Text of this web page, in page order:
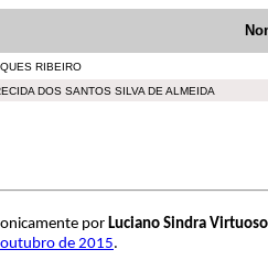
RIBEIRO
DOS SANTOS SILVA DE ALMEIDA
por Luciano Sindra Virtuoso
de 2015.